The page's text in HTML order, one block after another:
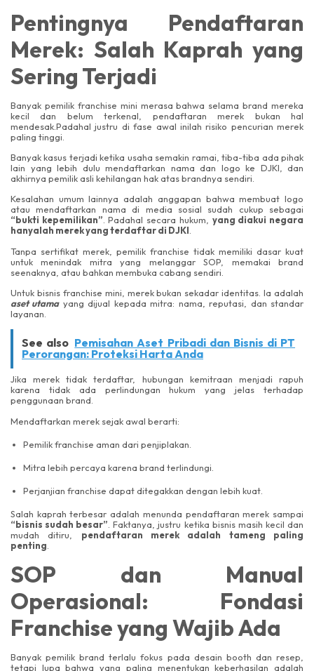
Pentingnya Pendaftaran
Merek: Salah Kaprah yang
Sering Terjadi
Banyak pemilik franchise mini merasa bahwa selama brand mereka
kecil dan belum terkenal, pendaftaran merek bukan hal
mendesak.Padahal justru di fase awal inilah risiko pencurian merek
paling tinggi.
Banyak kasus terjadi ketika usaha semakin ramai, tiba-tiba ada pihak
lain yang lebih dulu mendaftarkan nama dan logo ke DJKI, dan
akhirnya pemilik asli kehilangan hak atas brandnya sendiri.
Kesalahan umum lainnya adalah anggapan bahwa membuat logo
atau mendaftarkan nama di media sosial sudah cukup sebagai
“bukti kepemilikan”. Padahal secara hukum, yang diakui negara
hanyalah merek yang terdaftar di DJKI.
Tanpa sertifikat merek, pemilik franchise tidak memiliki dasar kuat
untuk menindak mitra yang melanggar SOP, memakai brand
seenaknya, atau bahkan membuka cabang sendiri.
Untuk bisnis franchise mini, merek bukan sekadar identitas. Ia adalah
aset utamayang dijual kepada mitra: nama, reputasi, dan standar
layanan.
See also Pemisahan Aset Pribadi dan Bisnis di PT
Perorangan: Proteksi Harta Anda
Jika merek tidak terdaftar, hubungan kemitraan menjadi rapuh
karena tidak ada perlindungan hukum yang jelas terhadap
penggunaan brand.
Mendaftarkan merek sejak awal berarti:
Pemilik franchise aman dari penjiplakan.
Mitra lebih percaya karena brand terlindungi.
Perjanjian franchise dapat ditegakkan dengan lebih kuat.
Salah kaprah terbesar adalah menunda pendaftaran merek sampai
“bisnis sudah besar” . Faktanya, justru ketika bisnis masih kecil dan
mudah ditiru, pendaftaran merek adalah tameng paling
penting
SOP dan Manual
Operasional: Fondasi
Franchise yang Wajib Ada
Banyak pemilik brand terlalu fokus pada desain booth dan resep,
tetapi lupa bahwa yang paling menentukan keberhasilan adalah